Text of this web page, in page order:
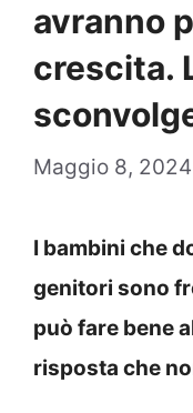
avranno
crescita.
Maggio 8, 2024
I bambini che
genitori sono
può fare bene
risposta che